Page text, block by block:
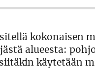
kokonaisen
alueesta:
käytetään